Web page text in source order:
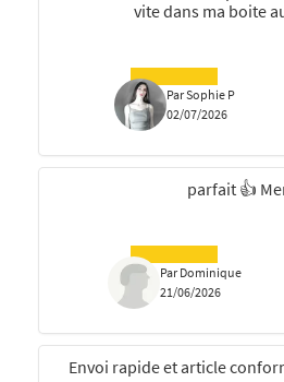
vite dans ma boite
Par Sophie P
02/07/2026
parfait 👍
Par Dominique
21/06/2026
Envoi rapide et article